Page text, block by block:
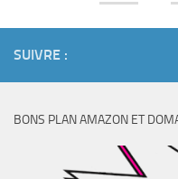
SUIVRE :
BONS PLAN AMAZON ET